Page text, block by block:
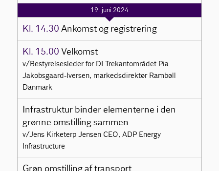
19. juni 2024
Kl. 14.30 Ankomst og registrering
Kl. 15.00 Velkomst
v/Bestyrelsesleder for DI Trekantområdet Pia
Jakobsgaard-Iversen, markedsdirektør Rambøll
Danmark
Infrastruktur binder elementerne i den
grønne omstilling sammen
v/Jens Kirketerp Jensen CEO, ADP Energy
Infrastructure
Grøn omstilling af transport